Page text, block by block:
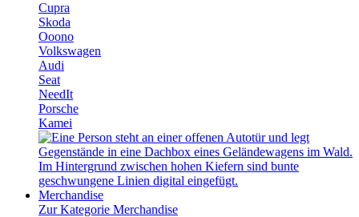
Cupra
Skoda
Ooono
Volkswagen
Audi
Seat
NeedIt
Porsche
Kamei
Merchandise
Zur Kategorie Merchandise